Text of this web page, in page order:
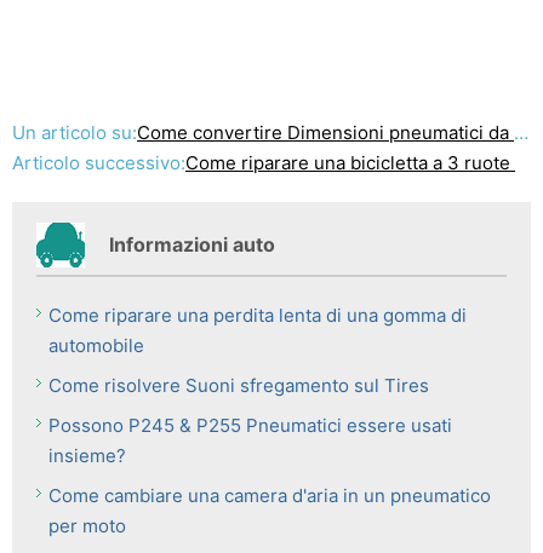
Un articolo su:Come convertire Dimensioni pneumatici da pollici
Articolo successivo:Come riparare una bicicletta a 3 ruote
Informazioni auto
Come riparare una perdita lenta di una gomma di
automobile
Come risolvere Suoni sfregamento sul Tires
Possono P245 & P255 Pneumatici essere usati
insieme?
Come cambiare una camera d'aria in un pneumatico
per moto